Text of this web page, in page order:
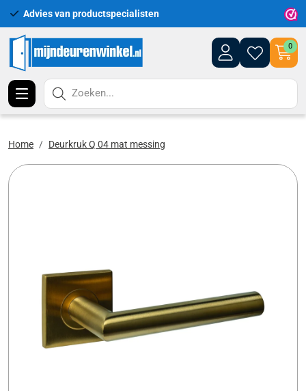
Advies van productspecialisten
0
Zoeken...
Home Deurkruk Q 04 mat messing